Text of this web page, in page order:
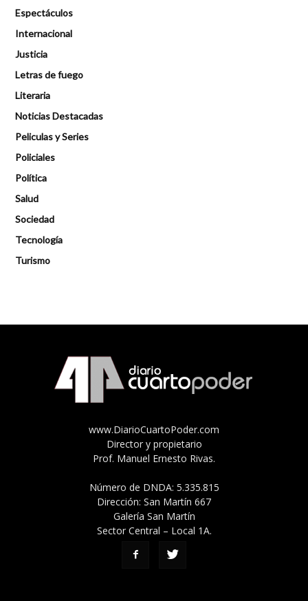
Espectáculos
Internacional
Justicia
Letras de fuego
Literaria
Noticias Destacadas
Peliculas y Series
Policiales
Política
Salud
Sociedad
Tecnología
Turismo
www.DiarioCuartoPoder.com
Director y propietario
Prof. Manuel Ernesto Rivas.
Número de DNDA: 5.335.815
Dirección: San Martín 667
Galería San Martín
Sector Central – Local 1A.